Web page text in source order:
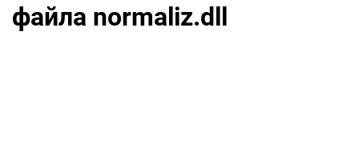
файла normaliz.dll